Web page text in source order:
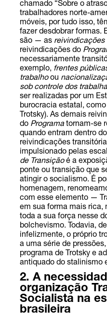
chamado “Sobre o
trabalhadores norte-
móveis, por tudo isso,
fazer desdobrar formas.
são — as reivindicações
reivindicações do
necessariamente
exemplo, frentes
trabalhoou
sob controle dos
ser realizadas por um
burocracia estatal,
Trotsky). As demais
do Programatornam-se
quando entram dentro
reivindicações
impulsionado pelas
de Transiçãoé a
ponte ou transição que
atingir o socialismo. É
homenagem,
com esse elemento —
em sua forma mais rica,
toda a sua força nesse
bolchevismo. Todavia,
infelizmente, o próprio
a uma série de
programa de Trotsky e
antiquado do stalinismo
2. A
organização
Socialista na
brasileira